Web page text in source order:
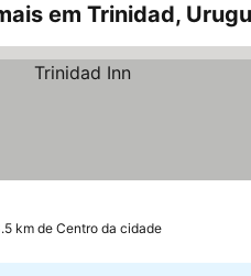
em Trinidad,
km de Centro da cidade